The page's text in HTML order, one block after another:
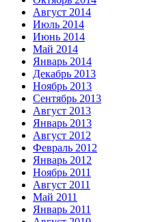
Август 2014
Июль 2014
Июнь 2014
Май 2014
Январь 2014
Декабрь 2013
Ноябрь 2013
Сентябрь 2013
Август 2013
Январь 2013
Август 2012
Февраль 2012
Январь 2012
Ноябрь 2011
Август 2011
Май 2011
Январь 2011